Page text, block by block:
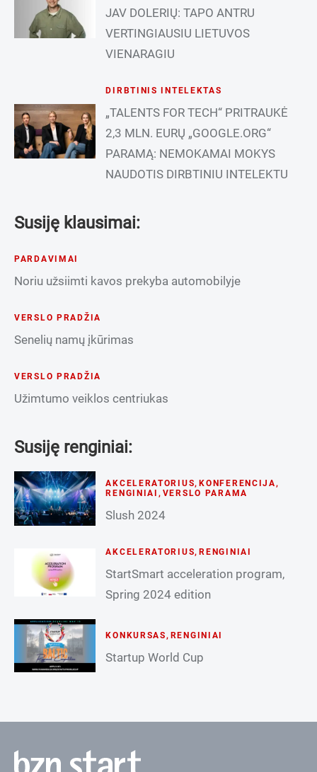
JAV DOLERIŲ: TAPO ANTRU
VERTINGIAUSIU LIETUVOS
VIENARAGIU
DIRBTINIS INTELEKTAS
„TALENTS FOR TECH“ PRITRAUKĖ
2,3 MLN. EURŲ „GOOGLE.ORG“
PARAMĄ: NEMOKAMAI MOKYS
NAUDOTIS DIRBTINIU INTELEKTU
Susiję klausimai:
PARDAVIMAI
Noriu užsiimti kavos prekyba automobilyje
VERSLO PRADŽIA
Senelių namų įkūrimas
VERSLO PRADŽIA
Užimtumo veiklos centriukas
Susiję renginiai:
AKCELERATORIUS,KONFERENCIJA ,
RENGINIAI , VERSLO PARAMA
Slush 2024
AKCELERATORIUS,RENGINIAI
StartSmart acceleration program,
Spring 2024 edition
KONKURSAS, RENGINIAI
Startup World Cup